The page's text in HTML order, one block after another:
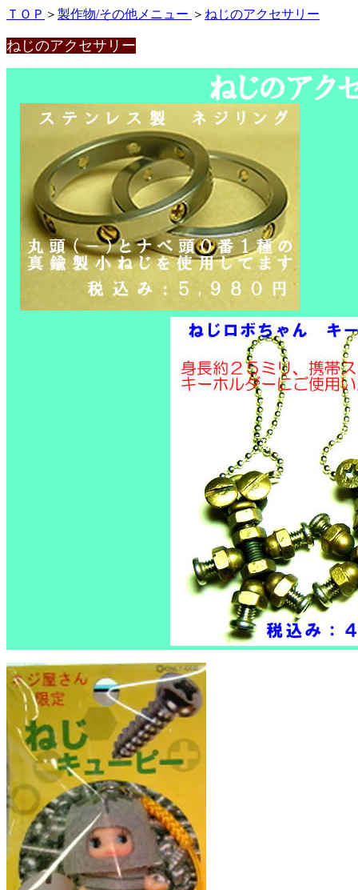
ＴＯＰ ＞ 製作物/その他メニュー ＞ ねじのアクセサリー
ねじのアクセサリー